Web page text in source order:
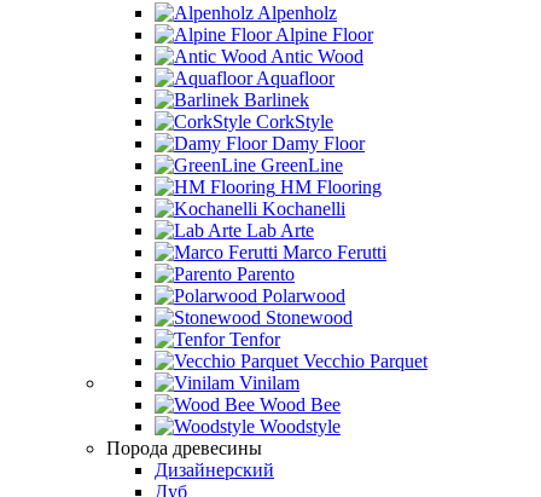
Alpenholz
Alpine Floor
Antic Wood
Aquafloor
Barlinek
CorkStyle
Damy Floor
GreenLine
HM Flooring
Kochanelli
Lab Arte
Marco Ferutti
Parento
Polarwood
Stonewood
Tenfor
Vecchio Parquet
Vinilam
Wood Bee
Woodstyle
Порода древесины
Дизайнерский
Дуб